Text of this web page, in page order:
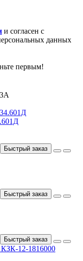
и согласен с
данных
первым!
Быстрый заказ
Быстрый заказ
Быстрый заказ